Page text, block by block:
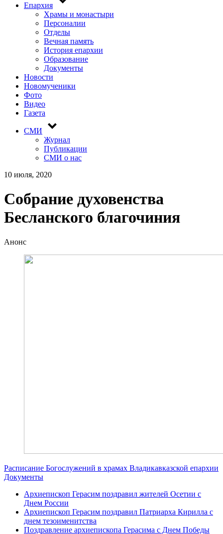
Епархия
Храмы и монастыри
Персоналии
Отделы
Вечная память
История епархии
Образование
Документы
Новости
Новомученики
Фото
Видео
Газета
СМИ
Журнал
Публикации
СМИ о нас
10 июля, 2020
Собрание духовенства
Бесланского благочиния
Анонс
Расписание Богослужений в храмах Владикавказской епархии
Документы
Архиепископ Герасим поздравил жителей Осетии с
Днем России
Архиепископ Герасим поздравил Патриарха Кирилла с
днем тезоименитства
Поздравление архиепископа Герасима с Днем Победы